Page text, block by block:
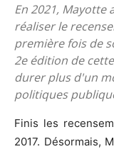
En 2021, Mayotte
réaliser le
première fois de
2e édition de
durer plus d'un
politiques
Finis les
2017. Désormais,